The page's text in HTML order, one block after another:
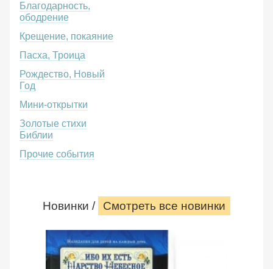
Благодарность,
ободрение
Крещение, покаяние
Пасха, Троица
Рождество, Новый
Год
Мини-открытки
Золотые стихи
Библии
Прочие события
Новинки / Смотреть все новинки
Ибо